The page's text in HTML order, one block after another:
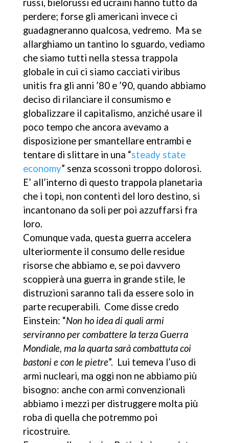
russi, bielorussi ed ucraini hanno tutto da
perdere; forse gli americani invece ci
guadagneranno qualcosa, vedremo. Ma se
allarghiamo un tantino lo sguardo, vediamo
che siamo tutti nella stessa trappola
globale in cui ci siamo cacciati viribus
unitis fra gli anni ’80 e ’90, quando abbiamo
deciso di rilanciare il consumismo e
globalizzare il capitalismo, anziché usare il
poco tempo che ancora avevamo a
disposizione per smantellare entrambi e
tentare di slittare in una “steady state
economy” senza scossoni troppo dolorosi.
E’ all’interno di questo trappola planetaria
che i topi, non contenti del loro destino, si
incantonano da soli per poi azzuffarsi fra
loro.
Comunque vada, questa guerra accelera
ulteriormente il consumo delle residue
risorse che abbiamo e, se poi davvero
scoppierà una guerra in grande stile, le
distruzioni saranno tali da essere solo in
parte recuperabili. Come disse credo
Einstein: “Non ho idea di quali armi
serviranno per combattere la terza Guerra
Mondiale, ma la quarta sarà combattuta coi
bastoni e con le pietre”. Lui temeva l’uso di
armi nucleari, ma oggi non ne abbiamo più
bisogno: anche con armi convenzionali
abbiamo i mezzi per distruggere molta più
roba di quella che potremmo poi
ricostruire.